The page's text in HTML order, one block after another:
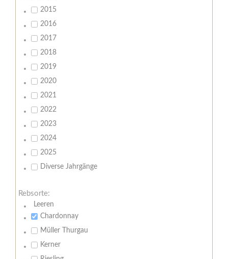
2015
2016
2017
2018
2019
2020
2021
2022
2023
2024
2025
Diverse Jahrgänge
Rebsorte:
Leeren
Chardonnay
Müller Thurgau
Kerner